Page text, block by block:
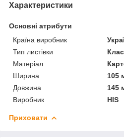
Характеристики
Основні атрибути
Країна виробник
Тип листівки
Матеріал
Ширина
105
Довжина
145
Виробник
HIS
Приховати